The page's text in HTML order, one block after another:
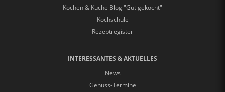
Kochen & Küche Blog "Gut gekocht"
Kochschule
Rezeptregister
INTERESSANTES & AKTUELLES
News
Genuss-Termine